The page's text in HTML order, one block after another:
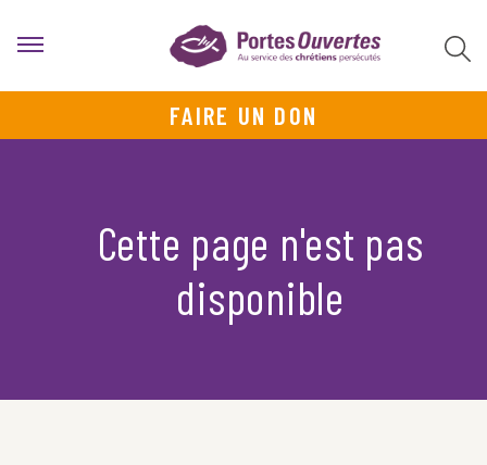
FAIRE UN DON
Cette page n'est pas
disponible